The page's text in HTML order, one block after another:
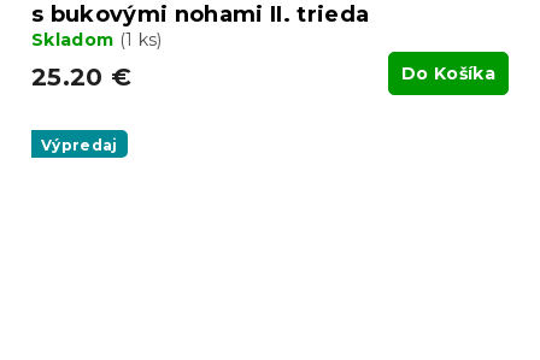
s bukovými nohami II. trieda
Skladom (1 ks)
25.20 € Do Košíka
Výpredaj